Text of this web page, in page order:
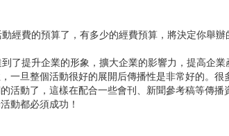
經費的預算了，有多少的經費預算，將決定你舉辦
了提升企業的形象，擴大企業的影響力，提高企
一旦整個活動很好的展開后傳播性是非常好的。
活動了，這樣在配合一些會刊、新聞參考稿等傳
動都必須成功！